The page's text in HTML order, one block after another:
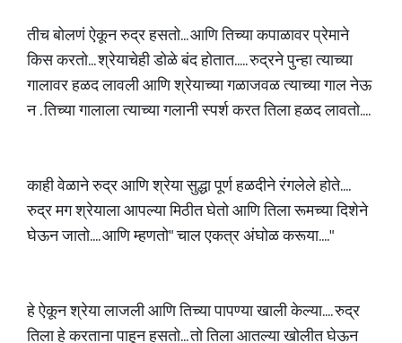
तीच बोलणं ऐकून रुद्र हसतो... आणि तिच्या कपाळावर प्रेमाने
किस करतो... श्रेयाचेही डोळे बंद होतात..... रुद्रने पुन्हा त्याच्या
गालावर हळद लावली आणि श्रेयाच्या गळाजवळ त्याच्या गाल नेऊ
न . तिच्या गालाला त्याच्या गलानी स्पर्श करत तिला हळद लावतो....
काही वेळाने रुद्र आणि श्रेया सुद्धा पूर्ण हळदीने रंगलेले होते....
रुद्र मग श्रेयाला आपल्या मिठीत घेतो आणि तिला रूमच्या दिशेने
घेऊन जातो.... आणि म्हणतो" चाल एकत्र अंघोळ करूया...."
हे ऐकून श्रेया लाजली आणि तिच्या पापण्या खाली केल्या.... रुद्र
तिला हे करताना पाहून हसतो... तो तिला आतल्या खोलीत घेऊन